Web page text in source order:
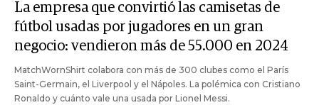
La empresa que convirtió las camisetas de
fútbol usadas por jugadores en un gran
negocio: vendieron más de 55.000 en 2024
MatchWornShirt colabora con más de 300 clubes como el París
Saint-Germain, el Liverpool y el Nápoles. La polémica con Cristiano
Ronaldo y cuánto vale una usada por Lionel Messi.